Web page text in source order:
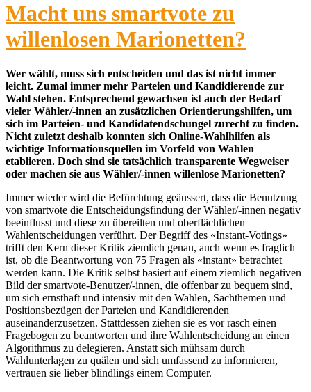
Macht uns smartvote zu
willenlosen Marionetten?
Wer wählt, muss sich entscheiden und das ist nicht immer
leicht. Zumal immer mehr Parteien und Kandidierende zur
Wahl stehen. Entsprechend gewachsen ist auch der Bedarf
vieler Wähler/-innen an zusätzlichen Orientierungshilfen, um
sich im Parteien- und Kandidatendschungel zurecht zu finden.
Nicht zuletzt deshalb konnten sich Online-Wahlhilfen als
wichtige Informationsquellen im Vorfeld von Wahlen
etablieren. Doch sind sie tatsächlich transparente Wegweiser
oder machen sie aus Wähler/-innen willenlose Marionetten?
Immer wieder wird die Befürchtung geäussert, dass die Benutzung
von smartvote die Entscheidungsfindung der Wähler/-innen negativ
beeinflusst und diese zu übereilten und oberflächlichen
Wahlentscheidungen verführt. Der Begriff des «Instant-Votings»
trifft den Kern dieser Kritik ziemlich genau, auch wenn es fraglich
ist, ob die Beantwortung von 75 Fragen als «instant» betrachtet
werden kann. Die Kritik selbst basiert auf einem ziemlich negativen
Bild der smartvote-Benutzer/-innen, die offenbar zu bequem sind,
um sich ernsthaft und intensiv mit den Wahlen, Sachthemen und
Positionsbezügen der Parteien und Kandidierenden
auseinanderzusetzen. Stattdessen ziehen sie es vor rasch einen
Fragebogen zu beantworten und ihre Wahlentscheidung an einen
Algorithmus zu delegieren. Anstatt sich mühsam durch
Wahlunterlagen zu quälen und sich umfassend zu informieren,
vertrauen sie lieber blindlings einem Computer.